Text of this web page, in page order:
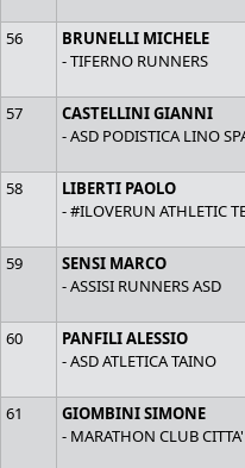
56
BRUNELLI MICHELE
- TIFERNO RUNNERS
57
CASTELLINI GIANNI
- ASD PODISTICA LINO
58
LIBERTI PAOLO
- #ILOVERUN ATHLETIC
59
SENSI MARCO
- ASSISI RUNNERS ASD
60
PANFILI ALESSIO
- ASD ATLETICA TAINO
61
GIOMBINI SIMONE
- MARATHON CLUB